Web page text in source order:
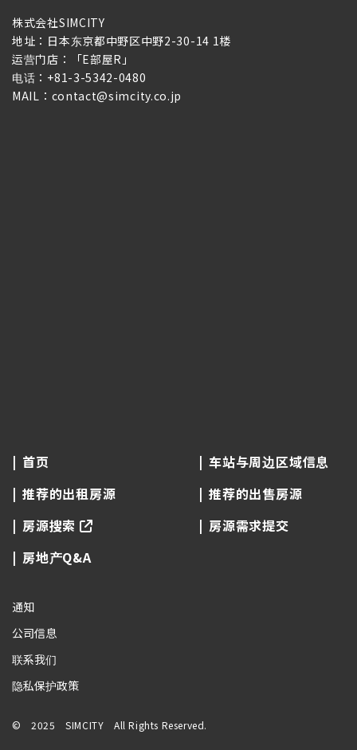
株式会社SIMCITY
地址：日本东京都中野区中野2-30-14 1楼
运营门店：「E部屋R」
电话：+81-3-5342-0480
MAIL：contact@simcity.co.jp
首页
车站与周边区域信息
推荐的出租房源
推荐的出售房源
房源搜索
房源需求提交
房地产Q&A
通知
公司信息
联系我们
隐私保护政策
© 2025 SIMCITY All Rights Reserved.